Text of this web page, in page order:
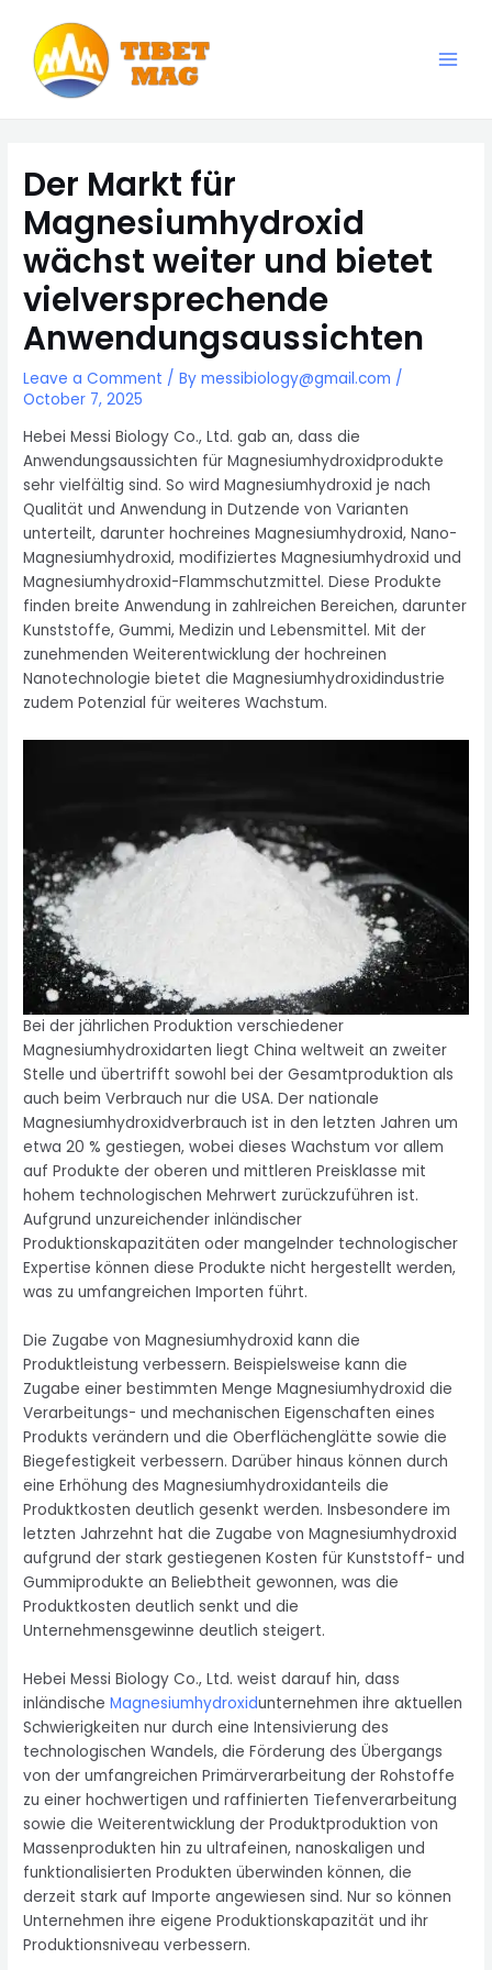
content
Der Markt für
Magnesiumhydroxid
wächst weiter und bietet
vielversprechende
Anwendungsaussichten
Leave a Comment / Bymessibiology@gmail.com /
October 7, 2025
Hebei Messi Biology Co., Ltd. gab an, dass die
Anwendungsaussichten für Magnesiumhydroxidprodukte
sehr vielfältig sind. So wird Magnesiumhydroxid je nach
Qualität und Anwendung in Dutzende von Varianten
unterteilt, darunter hochreines Magnesiumhydroxid, Nano-
Magnesiumhydroxid, modifiziertes Magnesiumhydroxid und
Magnesiumhydroxid-Flammschutzmittel. Diese Produkte
finden breite Anwendung in zahlreichen Bereichen, darunter
Kunststoffe, Gummi, Medizin und Lebensmittel. Mit der
zunehmenden Weiterentwicklung der hochreinen
Nanotechnologie bietet die Magnesiumhydroxidindustrie
zudem Potenzial für weiteres Wachstum.
Bei der jährlichen Produktion verschiedener
Magnesiumhydroxidarten liegt China weltweit an zweiter
Stelle und übertrifft sowohl bei der Gesamtproduktion als
auch beim Verbrauch nur die USA. Der nationale
Magnesiumhydroxidverbrauch ist in den letzten Jahren um
etwa 20 % gestiegen, wobei dieses Wachstum vor allem
auf Produkte der oberen und mittleren Preisklasse mit
hohem technologischen Mehrwert zurückzuführen ist.
Aufgrund unzureichender inländischer
Produktionskapazitäten oder mangelnder technologischer
Expertise können diese Produkte nicht hergestellt werden,
was zu umfangreichen Importen führt.
Die Zugabe von Magnesiumhydroxid kann die
Produktleistung verbessern. Beispielsweise kann die
Zugabe einer bestimmten Menge Magnesiumhydroxid die
Verarbeitungs- und mechanischen Eigenschaften eines
Produkts verändern und die Oberflächenglätte sowie die
Biegefestigkeit verbessern. Darüber hinaus können durch
eine Erhöhung des Magnesiumhydroxidanteils die
Produktkosten deutlich gesenkt werden. Insbesondere im
letzten Jahrzehnt hat die Zugabe von Magnesiumhydroxid
aufgrund der stark gestiegenen Kosten für Kunststoff- und
Gummiprodukte an Beliebtheit gewonnen, was die
Produktkosten deutlich senkt und die
Unternehmensgewinne deutlich steigert.
Hebei Messi Biology Co., Ltd. weist darauf hin, dass
inländischeMagnesiumhydroxidunternehmen ihre aktuellen
Schwierigkeiten nur durch eine Intensivierung des
technologischen Wandels, die Förderung des Übergangs
von der umfangreichen Primärverarbeitung der Rohstoffe
zu einer hochwertigen und raffinierten Tiefenverarbeitung
sowie die Weiterentwicklung der Produktproduktion von
Massenprodukten hin zu ultrafeinen, nanoskaligen und
funktionalisierten Produkten überwinden können, die
derzeit stark auf Importe angewiesen sind. Nur so können
Unternehmen ihre eigene Produktionskapazität und ihr
Produktionsniveau verbessern.